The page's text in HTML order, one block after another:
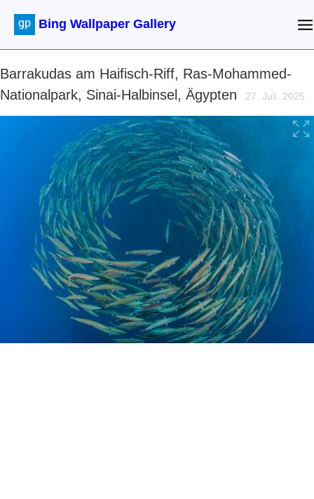
Bing Wallpaper Gallery
Barrakudas am Haifisch-Riff, Ras-Mohammed-
Nationalpark, Sinai-Halbinsel, Ägypten
27. Juli. 2025